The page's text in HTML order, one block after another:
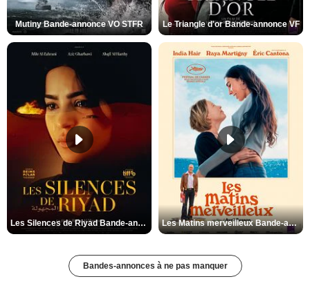
Mutiny Bande-annonce VO STFR Le Triangle d'or Bande-annonce VF
Les Silences de Riyad Bande-annonce VO STFR Les Matins merveilleux Bande-annonce VF
Bandes-annonces à ne pas manquer